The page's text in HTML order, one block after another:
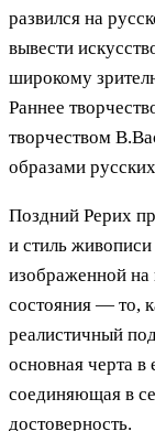
развился на
вывести
широкому
Раннее
творчеством
образами
Поздний Рерих
и стиль
изображенной
состояния — то,
реалистичный
основная черта в
соединяющая в
достоверность.